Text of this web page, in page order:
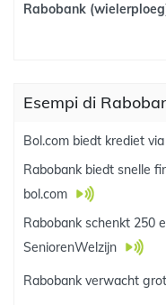
Rabobank
Esempi di
Bol.com biedt krediet
Rabobank biedt snelle
bol.com
Rabobank schenkt 250
SeniorenWelzijn
Rabobank verwacht